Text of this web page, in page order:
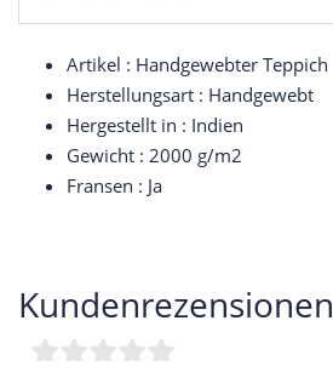
Artikel : Handgewebter Teppich
Herstellungsart : Handgewebt
Hergestellt in : Indien
Gewicht : 2000 g/m2
Fransen : Ja
Kundenrezensionen